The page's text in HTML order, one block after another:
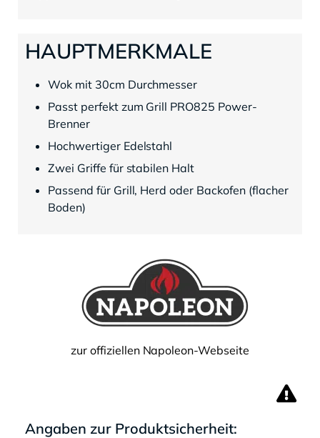
HAUPTMERKMALE
Wok mit 30cm Durchmesser
Passt perfekt zum Grill PRO825 Power-
Brenner
Hochwertiger Edelstahl
Zwei Griffe für stabilen Halt
Passend für Grill, Herd oder Backofen (flacher
Boden)
zur offiziellen Napoleon-Webseite
Angaben zur Produktsicherheit: